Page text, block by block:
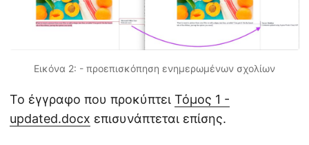
Εικόνα 2: - προεπισκόπηση ενημερωμένων σχολίων
Το έγγραφο που προκύπτει Τόμος 1 -
updated.docx επισυνάπτεται επίσης.